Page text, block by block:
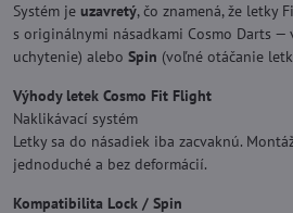
Systém je uzavretý, čo znamená, že letky
s originálnymi násadkami Cosmo Darts —
uchytenie) alebo Spin (voľné otáčanie
Výhody letek Cosmo Fit Flight
Naklikávací systém
Letky sa do násadiek iba zacvaknú.
jednoduché a bez deformácií.
Kompatibilita Lock / Spin